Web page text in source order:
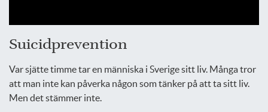
Suicidprevention
Var sjätte timme tar en människa i Sverige sitt liv. Många tror
att man inte kan påverka någon som tänker på att ta sitt liv.
Men det stämmer inte.